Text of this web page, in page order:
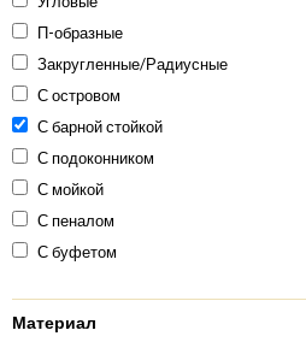
П-образные
Закругленные/Радиусные
С островом
С барной стойкой
С подоконником
С мойкой
С пеналом
С буфетом
Материал